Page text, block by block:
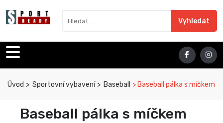
Sport Ready
Vyhledat
Úvod Sportovní vybavení Baseball Baseball pálka s míčkem
Baseball pálka s míčkem